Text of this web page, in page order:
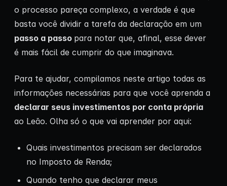
o processo pareça complexo, a verdade é que
basta você dividir a tarefa da declaração em um
passo a passo para notar que, afinal, esse dever
é mais fácil de cumprir do que imaginava.
Para te ajudar, compilamos neste artigo todas as
informações necessárias para que você aprenda a
declarar seus investimentos por conta própria
ao Leão. Olha só o que vai aprender por aqui:
Quais investimentos precisam ser declarados
no Imposto de Renda;
Quando tenho que declarar meus